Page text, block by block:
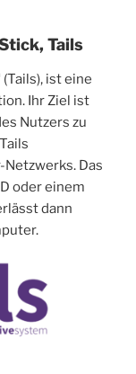
Tails
ist eine
Ihr Ziel ist
Nutzers zu
Das
oder einem
dann